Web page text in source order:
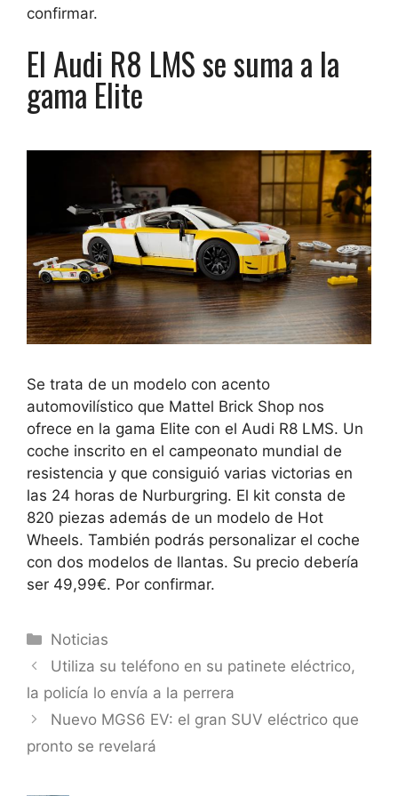
confirmar.
El Audi R8 LMS se suma a la
gama Elite
Se trata de un modelo con acento
automovilístico que Mattel Brick Shop nos
ofrece en la gama Elite con el Audi R8 LMS. Un
coche inscrito en el campeonato mundial de
resistencia y que consiguió varias victorias en
las 24 horas de Nurburgring. El kit consta de
820 piezas además de un modelo de Hot
Wheels. También podrás personalizar el coche
con dos modelos de llantas. Su precio debería
ser 49,99€. Por confirmar.
Categorías
Noticias
Utiliza su teléfono en su patinete eléctrico,
la policía lo envía a la perrera
Nuevo MGS6 EV: el gran SUV eléctrico que
pronto se revelará